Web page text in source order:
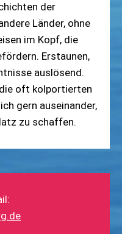
der
Länder, ohne
im Kopf, die
Erstaunen,
auslösend.
oft kolportierten
gern auseinander,
zu schaffen.